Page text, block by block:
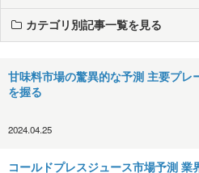
カテゴリ別記事一覧を見る
甘味料市場の驚異的な予測 主要プレ
を握る
2024.04.25
コールドプレスジュース市場予測 業